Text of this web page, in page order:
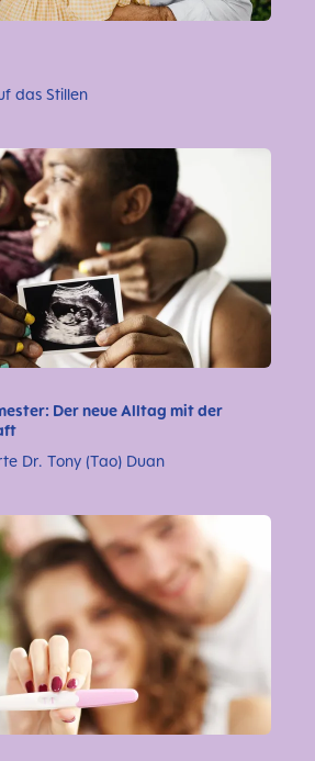
das Stillen
Der neue Alltag mit der
Dr. Tony (Tao) Duan